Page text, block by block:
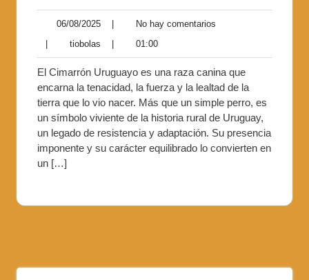
06/08/2025
No hay comentarios
tiobolas 01:00
El Cimarrón Uruguayo es una raza canina que
encarna la tenacidad, la fuerza y la lealtad de la
tierra que lo vio nacer. Más que un simple perro, es
un símbolo viviente de la historia rural de Uruguay,
un legado de resistencia y adaptación. Su presencia
imponente y su carácter equilibrado lo convierten en
un […]